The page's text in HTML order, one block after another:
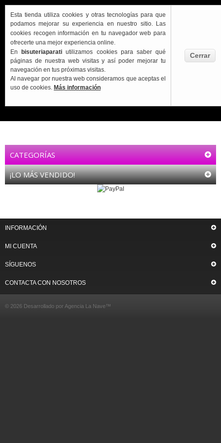
Carrito:
CATEGORÍAS
¡LO MÁS VENDIDO!
INFORMACIÓN
© 2026 Desarrollado por Agencia La Nave™
MI CUENTA
SÍGUENOS
CONTACTA CON NOSOTROS
Esta tienda utiliza cookies y otras tecnologías para que
podamos mejorar su experiencia en nuestro sitio. Las
cookies recogen información en tu navegador web para
ofrecerte una mejor experiencia online.
En
bisuteriaparati utilizamos cookies para saber qué
páginas de nuestra web visitas y así poder mejorar tu
navegación en tus próximas visitas.
Al navegar por nuestra web consideramos que aceptas el
uso de cookies. Más información
Cerrar